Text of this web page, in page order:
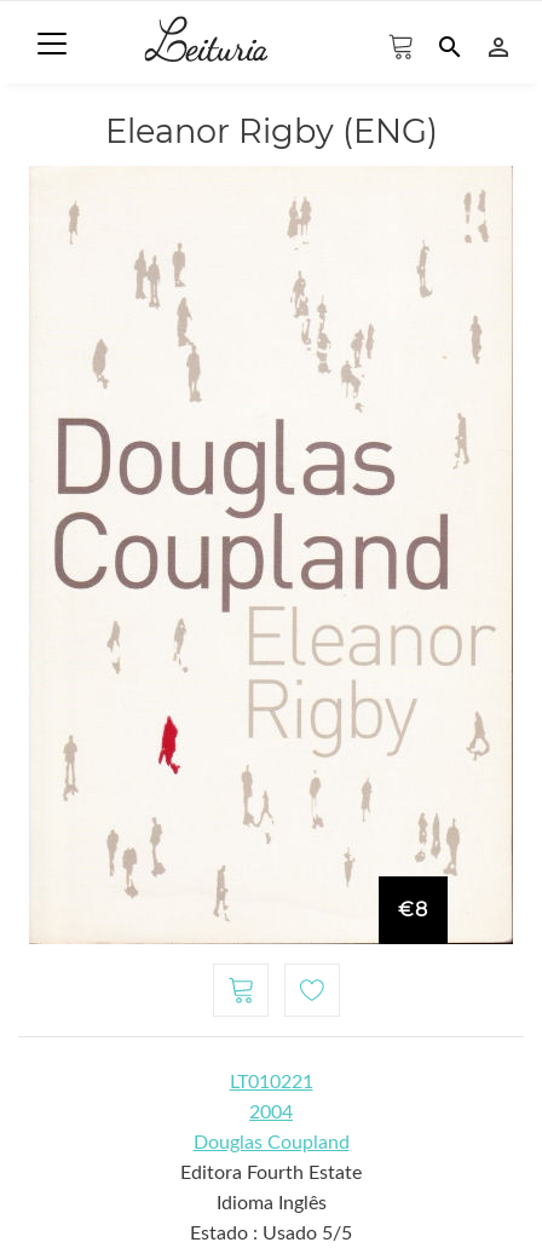
search person_outline
Eleanor Rigby (ENG)
€8
LT010221
2004
Douglas Coupland
Editora Fourth Estate
Idioma Inglês
Estado : Usado 5/5